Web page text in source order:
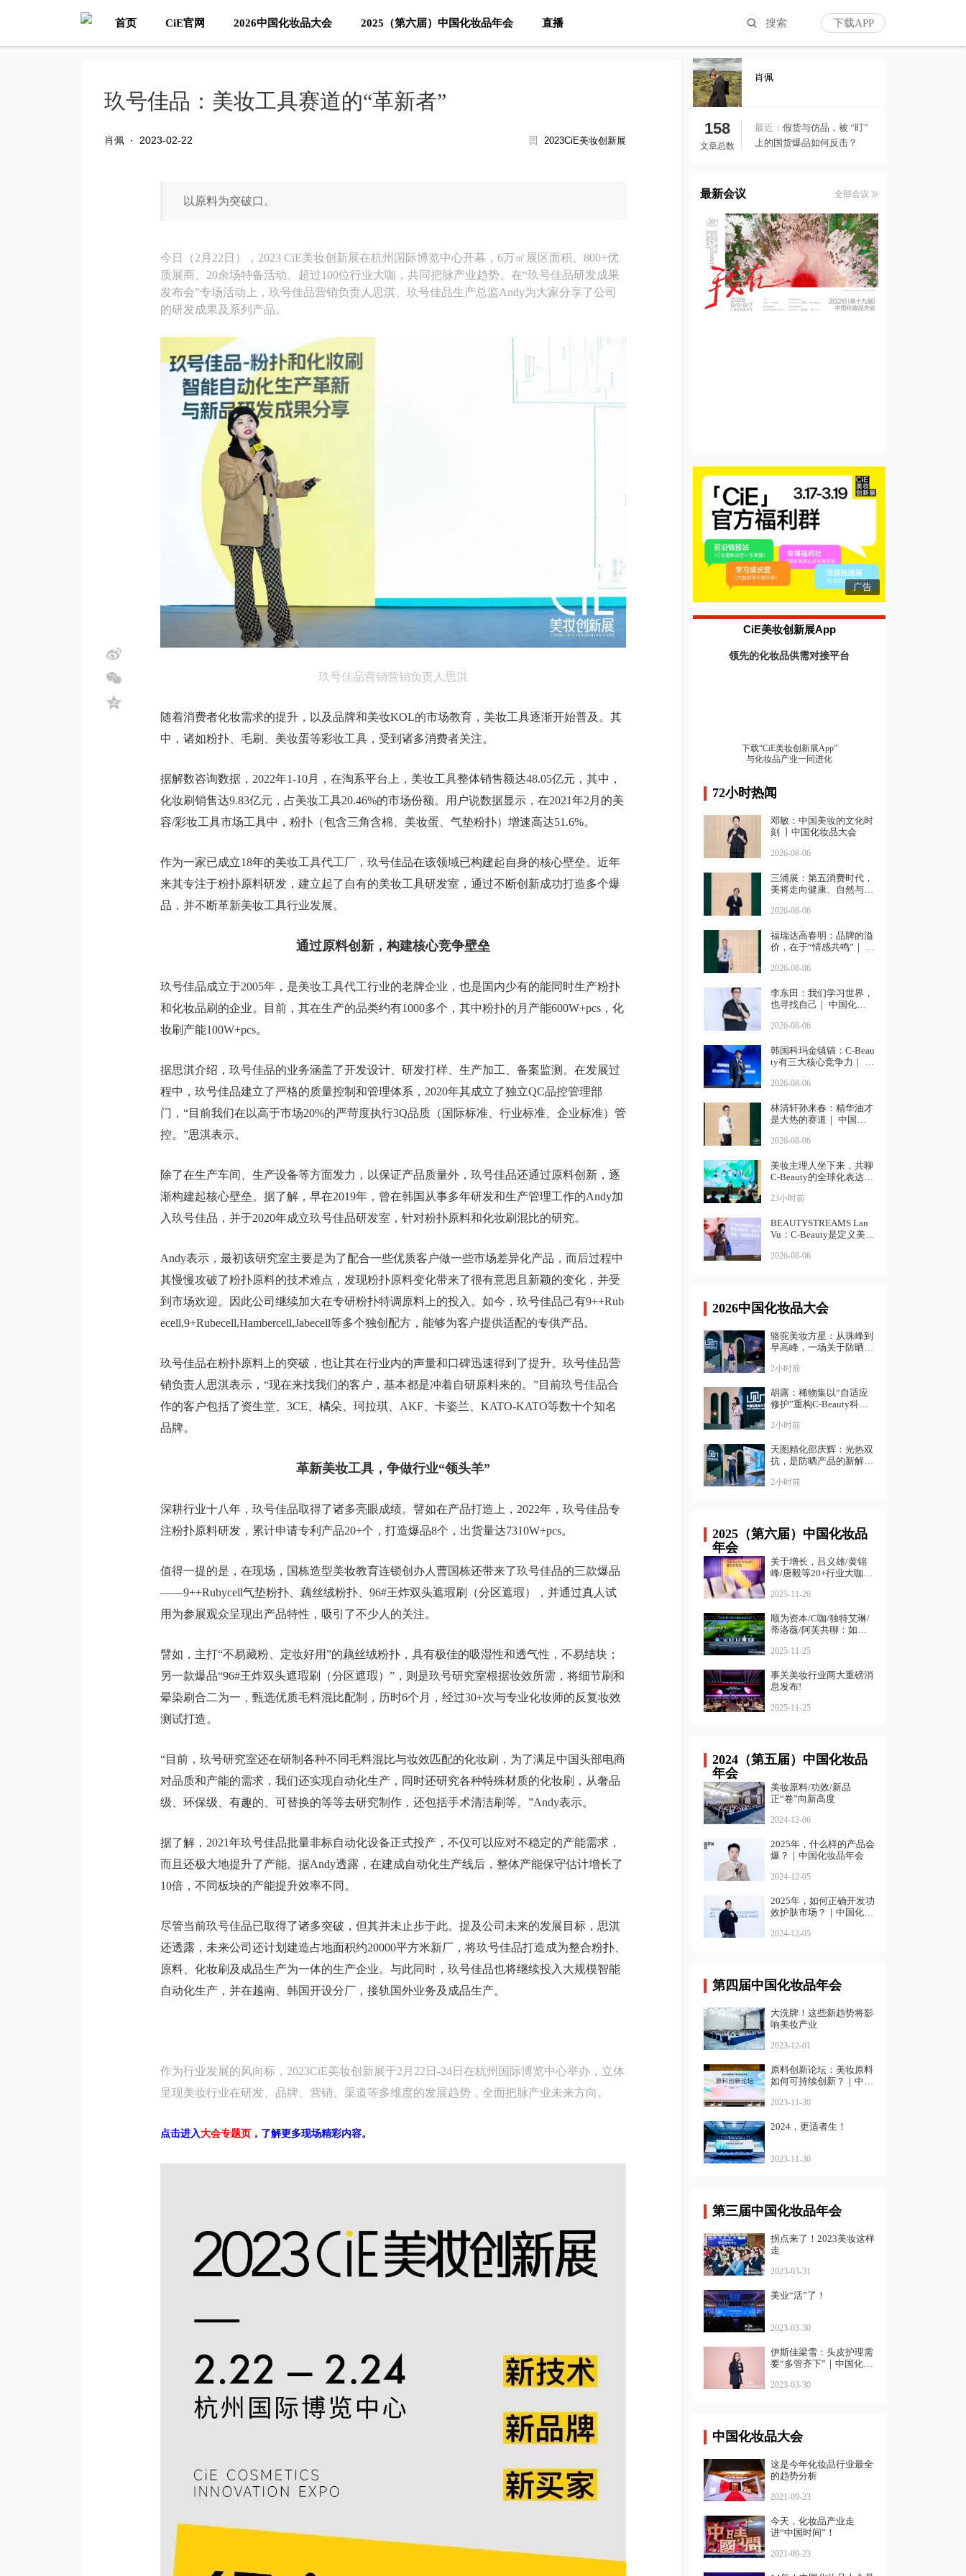
首页 CiE官网 2026中国化妆品大会 2025（第六届）中国化妆品年会 直播 下载APP
搜索
玖号佳品：美妆工具赛道的“革新者”
2023CiE美妆创新展
肖佩 · 2023-02-22
以原料为突破口。
今日（2月22日），2023 CiE美妆创新展在杭州国际博览中心开幕，6万㎡展区面积、800+优
质展商、20余场特备活动、超过100位行业大咖，共同把脉产业趋势。在“玖号佳品研发成果
发布会”专场活动上，玖号佳品营销负责人思淇、玖号佳品生产总监Andy为大家分享了公司
的研发成果及系列产品。
玖号佳品营销营销负责人思淇
随着消费者化妆需求的提升，以及品牌和美妆KOL的市场教育，美妆工具逐渐开始普及。其
中，诸如粉扑、毛刷、美妆蛋等彩妆工具，受到诸多消费者关注。
据解数咨询数据，2022年1-10月，在淘系平台上，美妆工具整体销售额达48.05亿元，其中，
化妆刷销售达9.83亿元，占美妆工具20.46%的市场份额。用户说数据显示，在2021年2月的美
容/彩妆工具市场工具中，粉扑（包含三角含棉、美妆蛋、气垫粉扑）增速高达51.6%。
作为一家已成立18年的美妆工具代工厂，玖号佳品在该领域已构建起自身的核心壁垒。近年
来其专注于粉扑原料研发，建立起了自有的美妆工具研发室，通过不断创新成功打造多个爆
品，并不断革新美妆工具行业发展。
通过原料创新，构建核心竞争壁垒
玖号佳品成立于2005年，是美妆工具代工行业的老牌企业，也是国内少有的能同时生产粉扑
和化妆品刷的企业。目前，其在生产的品类约有1000多个，其中粉扑的月产能600W+pcs，化
妆刷产能100W+pcs。
据思淇介绍，玖号佳品的业务涵盖了开发设计、研发打样、生产加工、备案监测。在发展过
程中，玖号佳品建立了严格的质量控制和管理体系，2020年其成立了独立QC品控管理部
门，“目前我们在以高于市场20%的严苛度执行3Q品质（国际标准、行业标准、企业标准）管
控。”思淇表示。
除了在生产车间、生产设备等方面发力，以保证产品质量外，玖号佳品还通过原料创新，逐
渐构建起核心壁垒。据了解，早在2019年，曾在韩国从事多年研发和生产管理工作的Andy加
入玖号佳品，并于2020年成立玖号佳品研发室，针对粉扑原料和化妆刷混比的研究。
Andy表示，最初该研究室主要是为了配合一些优质客户做一些市场差异化产品，而后过程中
其慢慢攻破了粉扑原料的技术难点，发现粉扑原料变化带来了很有意思且新颖的变化，并受
到市场欢迎。因此公司继续加大在专研粉扑特调原料上的投入。如今，玖号佳品己有9++Rub
ecell,9+Rubecell,Hambercell,Jabecell等多个独创配方，能够为客户提供适配的专供产品。
玖号佳品在粉扑原料上的突破，也让其在行业内的声量和口碑迅速得到了提升。玖号佳品营
销负责人思淇表示，“现在来找我们的客户，基本都是冲着自研原料来的。”目前玖号佳品合
作的客户包括了资生堂、3CE、橘朵、珂拉琪、AKF、卡姿兰、KATO-KATO等数十个知名
品牌。
革新美妆工具，争做行业“领头羊”
深耕行业十八年，玖号佳品取得了诸多亮眼成绩。譬如在产品打造上，2022年，玖号佳品专
注粉扑原料研发，累计申请专利产品20+个，打造爆品8个，出货量达7310W+pcs。
值得一提的是，在现场，国栋造型美妆教育连锁创办人曹国栋还带来了玖号佳品的三款爆品
——9++Rubycell气垫粉扑、藕丝绒粉扑、96#王炸双头遮瑕刷（分区遮瑕），并通过真人试
用为参展观众呈现出产品特性，吸引了不少人的关注。
譬如，主打“不易藏粉、定妆好用”的藕丝绒粉扑，具有极佳的吸湿性和透气性，不易结块；
另一款爆品“96#王炸双头遮瑕刷（分区遮瑕）”，则是玖号研究室根据妆效所需，将细节刷和
晕染刷合二为一，甄选优质毛料混比配制，历时6个月，经过30+次与专业化妆师的反复妆效
测试打造。
“目前，玖号研究室还在研制各种不同毛料混比与妆效匹配的化妆刷，为了满足中国头部电商
对品质和产能的需求，我们还实现自动化生产，同时还研究各种特殊材质的化妆刷，从奢品
级、环保级、有趣的、可替换的等等去研究制作，还包括手术清洁刷等。”Andy表示。
据了解，2021年玖号佳品批量非标自动化设备正式投产，不仅可以应对不稳定的产能需求，
而且还极大地提升了产能。据Andy透露，在建成自动化生产线后，整体产能保守估计增长了
10倍，不同板块的产能提升效率不同。
尽管当前玖号佳品已取得了诸多突破，但其并未止步于此。提及公司未来的发展目标，思淇
还透露，未来公司还计划建造占地面积约20000平方米新厂，将玖号佳品打造成为整合粉扑、
原料、化妆刷及成品生产为一体的生产企业。与此同时，玖号佳品也将继续投入大规模智能
自动化生产，并在越南、韩国开设分厂，接轨国外业务及成品生产。
作为行业发展的风向标，2023CiE美妆创新展于2月22日-24日在杭州国际博览中心举办，立体
呈现美妆行业在研发、品牌、营销、渠道等多维度的发展趋势，全面把脉产业未来方向。
点击进入大会专题页 ，了解更多现场精彩内容。
肖佩
158
文章总数
最近： 假货与仿品，被 “盯”
上的国货爆品如何反击？
最新会议 全部会议
广告
CiE美妆创新展App
领先的化妆品供需对接平台
下载“CiE美妆创新展App”
与化妆品产业一同进化
72小时热闻
邓敏：中国美妆的文化时
刻 丨中国化妆品大会
2026-08-06
三浦展：第五消费时代，
美将走向健康、自然与坚
2026-08-06
福瑞达高春明：品牌的溢
价，在于“情感共鸣”｜ 中
2026-08-06
李东田：我们学习世界，
也寻找自己｜ 中国化妆
2026-08-06
韩国科玛金镇镐：C-Beau
ty有三大核心竞争力｜ 中
2026-08-06
林清轩孙来春：精华油才
是大热的赛道｜ 中国化
2026-08-06
美妆主理人坐下来，共聊
C-Beauty的全球化表达丨
23小时前
BEAUTYSTREAMS Lan
Vu：C-Beauty是定义美妆
品大会
2026-08-06
2026中国化妆品大会
骆驼美妆方星：从珠峰到
早高峰，一场关于防晒
品大会
2小时前
胡露：稀物集以“自适应
修护”重构C-Beauty科学
2小时前
天图精化邵庆辉：光热双
抗，是防晒产品的新解法
2小时前
2025（第六届）中国化妆品
年会
关于增长，吕义雄/黄锦
峰/唐毅等20+行业大咖给
2025-11-26
顺为资本/C咖/独特艾琳/
蒂洛薇/阿芙共聊：如何
2025-11-25
事关美妆行业两大重磅消
息发布!
2025-11-25
2024（第五届）中国化妆品
年会
美妆原料/功效/新品
正“卷”向新高度
2024-12-06
2025年，什么样的产品会
爆？｜中国化妆品年会
2024-12-05
2025年，如何正确开发功
效护肤市场？｜中国化妆
2024-12-05
第四届中国化妆品年会
大洗牌！这些新趋势将影
响美妆产业
2023-12-01
原料创新论坛：美妆原料
如何可持续创新？｜中国
2023-11-30
2024，更适者生！
2023-11-30
第三届中国化妆品年会
拐点来了！2023美妆这样
走
2023-03-31
美业“活”了！
2023-03-30
伊斯佳梁雪：头皮护理需
要“多管齐下”｜中国化妆
2023-03-30
中国化妆品大会
这是今年化妆品行业最全
的趋势分析
2021-09-23
今天，化妆品产业走
进“中国时间”！
2021-09-23